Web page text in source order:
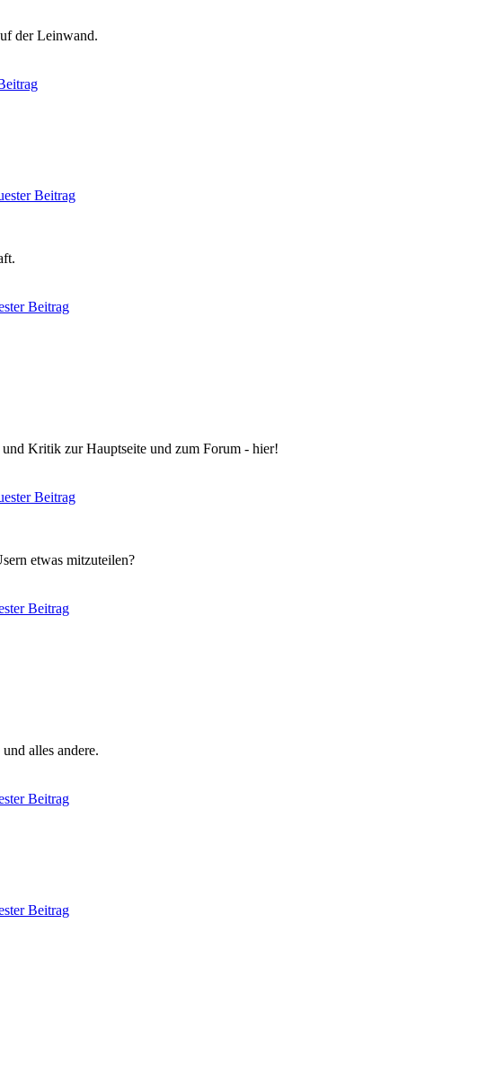
der Leinwand.
Kritik zur Hauptseite und zum Forum - hier!
etwas mitzuteilen?
alles andere.